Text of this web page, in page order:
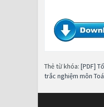
Thẻ từ khóa: [PDF]
trắc nghiệm môn